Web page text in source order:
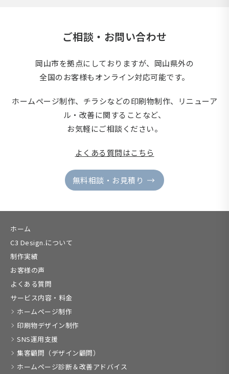
ご相談・お問い合わせ
岡山市を拠点にしておりますが、岡山県外の
全国のお客様もオンライン対応可能です。
ホームページ制作、チラシなどの印刷物制作、
リニューア
ル・改善に関することなど、
お気軽にご相談ください。
よくある質問はこちら
無料相談・お見積り
ホーム
C3 Design.について
制作実績
お客様の声
よくある質問
サービス内容・料金
ホームページ制作
印刷物デザイン制作
SNS運用支援
集客顧問（デザイン顧問）
ホームページ診断＆改善アドバイス